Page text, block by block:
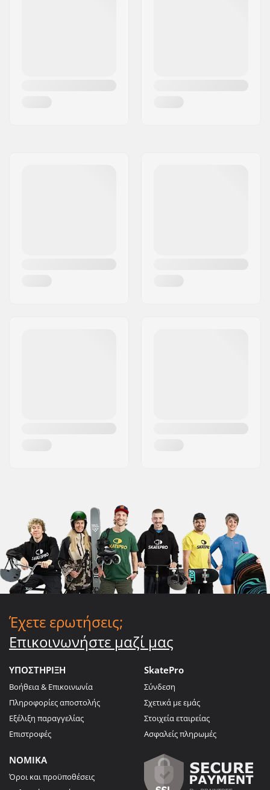
Έχετε ερωτήσεις;
Επικοινωνήστε μαζί μας
ΥΠΟΣΤΗΡΙΞΗ
Βοήθεια & Επικοινωνία
Πληροφορίες αποστολής
Εξέλιξη παραγγελίας
Επιστροφές
SkatePro
Σύνδεση
Σχετικά με εμάς
Στοιχεία εταιρείας
Ασφαλείς πληρωμές
ΝΟΜΙΚΑ
Όροι και προϋποθέσεις